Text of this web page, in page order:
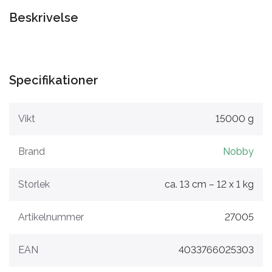
Beskrivelse
Specifikationer
Vikt 15000 g
Brand Nobby
Storlek ca. 13 cm – 12 x 1 kg
Artikelnummer 27005
EAN 4033766025303